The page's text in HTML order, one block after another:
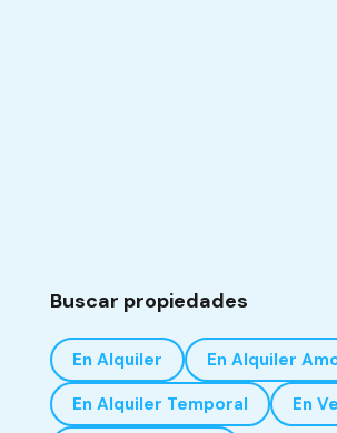
Buscar propiedades
En Alquiler
En Alquiler
En Alquiler Temporal
En